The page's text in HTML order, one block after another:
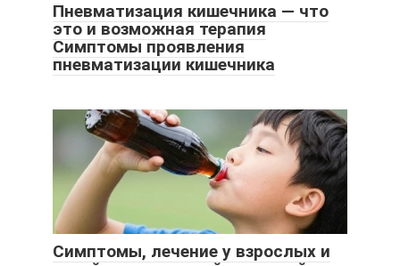
Пневматизация кишечника — что
это и возможная терапия
Симптомы проявления
пневматизации кишечника
Симптомы, лечение у взрослых и